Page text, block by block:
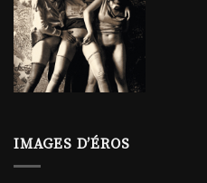
IMAGES D’ÉROS